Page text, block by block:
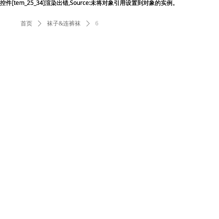
首页 ꄲ 袜子&连裤袜 ꄲ 6
控件[tem_25_34]渲染出错,Source:未将对象引用设置到对象的实例。
控件[tem_25_34]渲染出错,Source:未将对象引用设置到对象的实例。